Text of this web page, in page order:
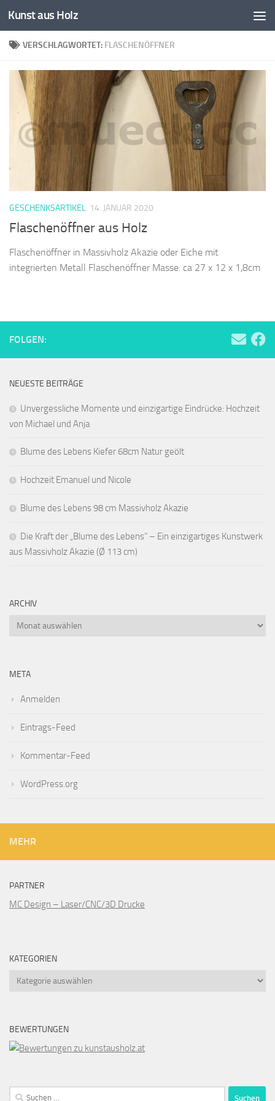
Zum Inhalt springen
Kunst aus Holz
VERSCHLAGWORTET: FLASCHENÖFFNER
GESCHENKSARTIKEL 14. JANUAR 2020
Flaschenöffner aus Holz
Flaschenöffner in Massivholz Akazie oder Eiche mit
integrierten Metall Flaschenöffner Masse: ca 27 x 12 x 1,8cm
FOLGEN:
NEUESTE BEITRÄGE
Unvergessliche Momente und einzigartige Eindrücke: Hochzeit
von Michael und Anja
Blume des Lebens Kiefer 68cm Natur geölt
Hochzeit Emanuel und Nicole
Blume des Lebens 98 cm Massivholz Akazie
Die Kraft der „Blume des Lebens“ – Ein einzigartiges Kunstwerk
aus Massivholz Akazie (Ø 113 cm)
ARCHIV
Archiv
META
Anmelden
Eintrags-Feed
Kommentar-Feed
WordPress.org
MEHR
PARTNER
MC Design – Laser/CNC/3D Drucke
KATEGORIEN
Kategorien
BEWERTUNGEN
Suchen